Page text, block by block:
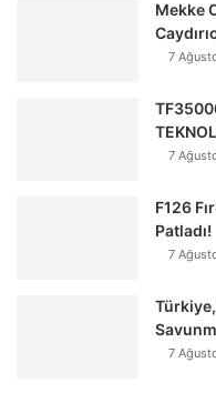
Mekke
7
7
F126
Patladı!
7
7